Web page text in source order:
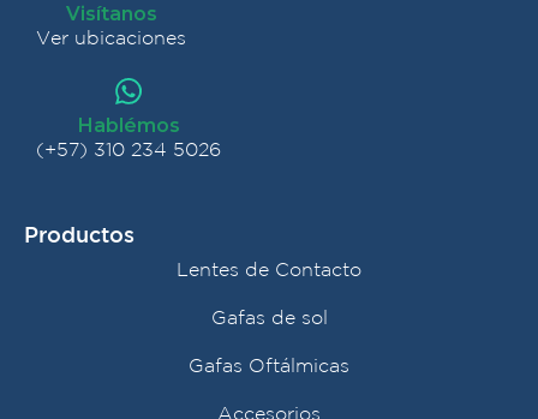
Visítanos
Ver ubicaciones
Hablémos
(+57) 310 234 5026
Productos
Lentes de Contacto
Gafas de sol
Gafas Oftálmicas
Accesorios